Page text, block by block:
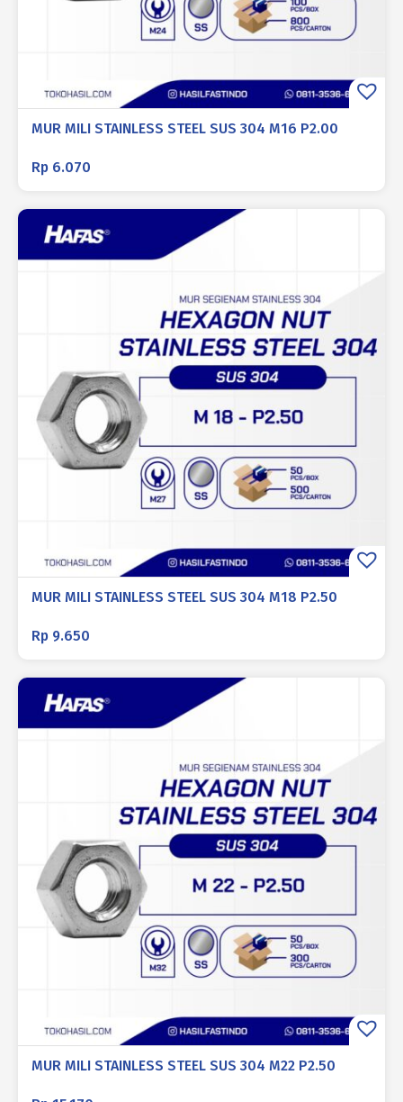
MUR MILI STAINLESS STEEL SUS 304 M16 P2.00
Rp 6.070
MUR MILI STAINLESS STEEL SUS 304 M18 P2.50
Rp 9.650
MUR MILI STAINLESS STEEL SUS 304 M22 P2.50